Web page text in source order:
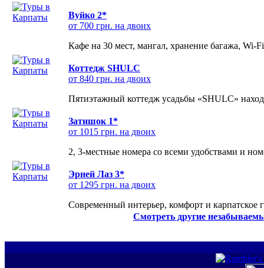
Вуйко 2*
от 700 грн. на двоих
Кафе на 30 мест, мангал, хранение багажа, Wi-
Коттедж SHULC
от 840 грн. на двоих
Пятиэтажный коттедж усадьбы «SHULC»
Затишок 1*
от 1015 грн. на двоих
2, 3-местные номера со всеми удобствами и
Эрней Лаз 3*
от 1295 грн. на двоих
Современный интерьер, комфорт и карпатское
Смотреть другие